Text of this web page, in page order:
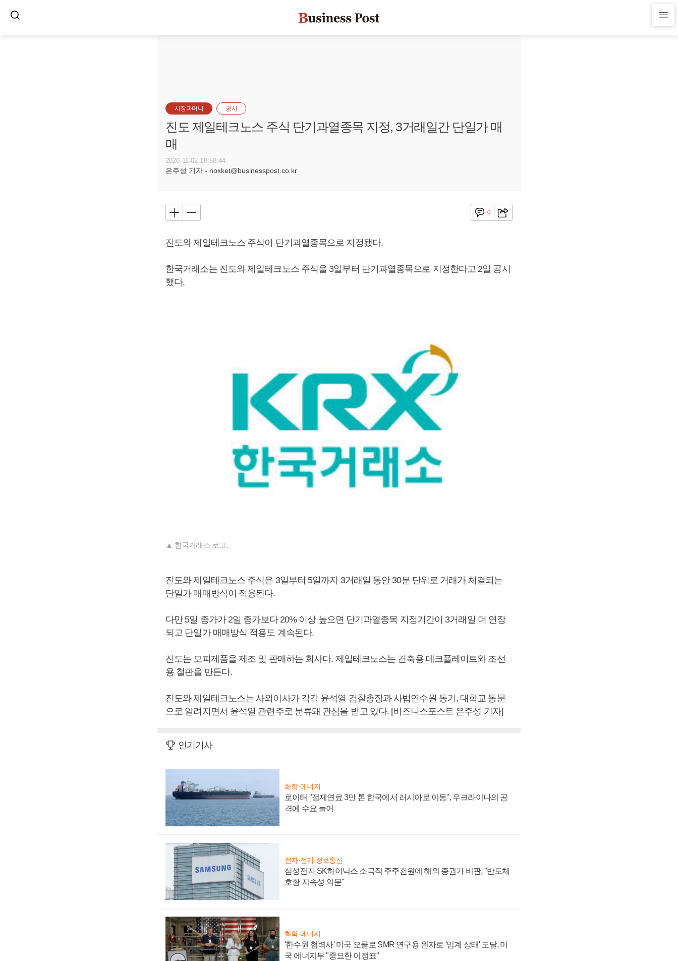
시장과머니 공시
진도 제일테크노스 주식 단기과열종목 지정, 3거래일간 단일가 매
매
2020-11-02 18:58:44
은주성 기자 - noxket@businesspost.co.kr
0
진도와 제일테크노스 주식이 단기과열종목으로 지정됐다.
한국거래소는 진도와 제일테크노스 주식을 3일부터 단기과열종목으로 지정한다고 2일 공시
했다.
▲ 한국거래소 로고.
진도와 제일테크노스 주식은 3일부터 5일까지 3거래일 동안 30분 단위로 거래가 체결되는
단일가 매매방식이 적용된다.
다만 5일 종가가 2일 종가보다 20% 이상 높으면 단기과열종목 지정기간이 3거래일 더 연장
되고 단일가 매매방식 적용도 계속된다.
진도는 모피제품을 제조 및 판매하는 회사다. 제일테크노스는 건축용 데크플레이트와 조선
용 철판을 만든다.
진도와 제일테크노스는 사외이사가 각각 윤석열 검찰총장과 사법연수원 동기, 대학교 동문
으로 알려지면서 윤석열 관련주로 분류돼 관심을 받고 있다. [비즈니스포스트 은주성 기자]
인기기사
화학·에너지
로이터 "정제연료 3만 톤 한국에서 러시아로 이동", 우크라이나의 공
격에 수요 늘어
전자·전기·정보통신
삼성전자 SK하이닉스 소극적 주주환원에 해외 증권가 비판, "반도체
호황 지속성 의문"
화학·에너지
'한수원 협력사' 미국 오클로 SMR 연구용 원자로 '임계 상태' 도달, 미
국 에너지부 "중요한 이정표"